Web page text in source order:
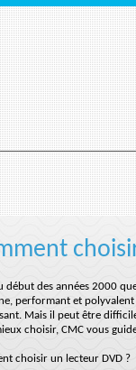
début des années 2000
performant et
Mais il peut être
choisir, CMC vous
choisir un lecteur DVD ?